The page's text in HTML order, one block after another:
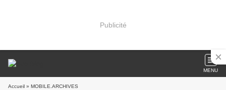
Publicité
MENU
Accueil » MOBILE.ARCHIVES